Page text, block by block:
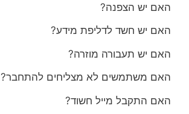
האם יש הצפנה?
האם יש חשד לדליפת מידע?
האם יש תעבורה מוזרה?
האם משתמשים לא מצליחים להתחבר?
האם התקבל מייל חשוד?